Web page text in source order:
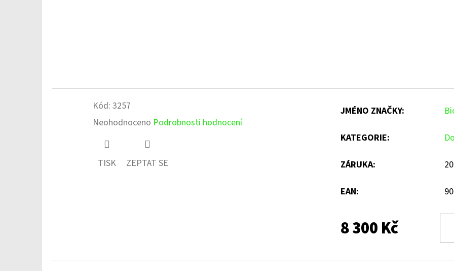
Kód: 3257
Průměrné
hodnocení
Neohodnoceno Podrobnosti hodnocení
TISK ZEPTAT SE
JMÉNO ZNAČKY:
KATEGORIE:
ZÁRUKA:
EAN:
8 300 Kč